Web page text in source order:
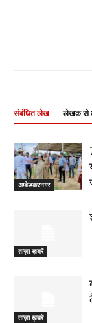
संबंधित लेख लेखक से
अम्बेडकरनगर
ताज़ा ख़बरें
ताज़ा ख़बरें